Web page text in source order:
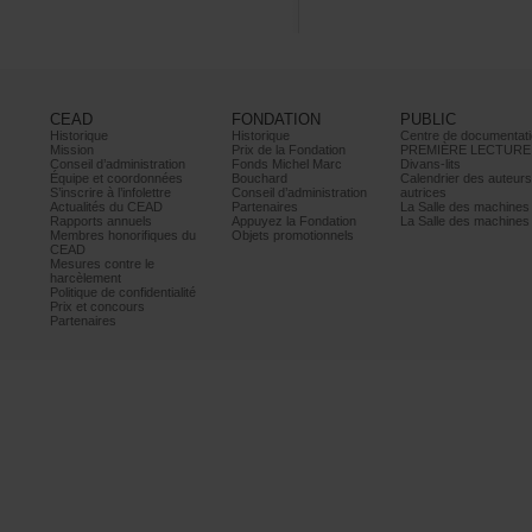
CEAD
Historique
Mission
Conseild’administration
Équipeetcoordonnées
S’inscrireàl’infolettre
ActualitésduCEAD
Rapportsannuels
Membreshonorifiquesdu
CEAD
Mesurescontrele
harcèlement
Politiquedeconfidentialité
Prixetconcours
Partenaires
FONDATION
Historique
PrixdelaFondation
FondsMichelMarc
Bouchard
Conseild’administration
Partenaires
AppuyezlaFondation
Objetspromotionnels
PUBLIC
PREMIÈRELECTURE
Divans-lits
autrices